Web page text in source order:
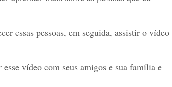
essas pessoas, em seguida, assistir o vídeo
vídeo com seus amigos e sua família e